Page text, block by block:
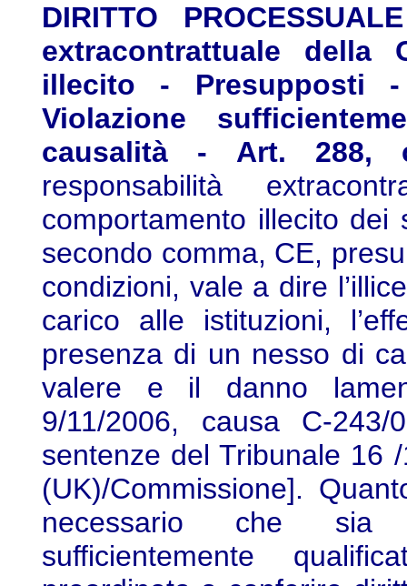
DIRITTO
extracontrattuale della
illecito - Presupposti
Violazione
causalità - Art. 288,
responsabilità
comportamento illecito dei
secondo comma, CE,
condizioni, vale a dire
carico alle istituzioni,
presenza di un nesso di
valere e il danno
9/11/2006, causa C-
sentenze del Tribunale 16
(UK)/Commissione].
necessario che sia
sufficientemente